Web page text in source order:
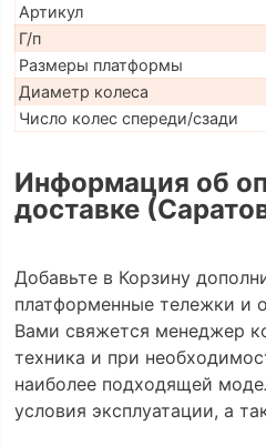
Артикул
Г/п
Размеры платформы
Диаметр колеса
Число колес спереди/сзади
Информация об
доставке
Добавьте в Корзину
платформенные тележки и
Вами свяжется менеджер
техника и при
наиболее подходящей
условия эксплуатации, а